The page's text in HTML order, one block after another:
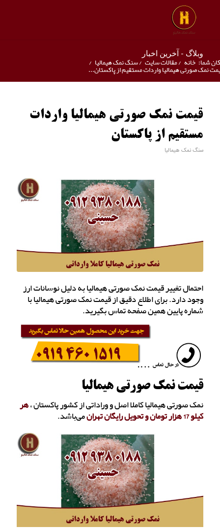
وبلاگ - آخرین اخبار
شما: خانه /مقالات سایت /سنگ نمک هیمالیا /
نمک صورتی هیمالیا واردات مستقیم از پاکستان...
قیمت نمک صورتی هیمالیا واردات
مستقیم از پاکستان
سنگ نمک هیمالیا
احتمال تغییر قیمت نمک صورتی هیمالیا به دلیل نوسانات ارز
وجود دارد. برای اطلاع دقیق از قیمت نمک صورتی هیمالیا با
شماره پایین همین صفحه تماس بگیرید.
قیمت نمک صورتی هیمالیا
نمک صورتی هیمالیا کاملا اصل و وراداتی از کشور پاکستان ،هر
کیلو 17 هزار تومان و تحویل رایگان تهران
می‌باشد.